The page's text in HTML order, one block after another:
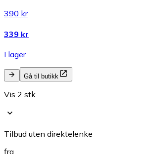
390 kr
339 kr
I lager
Gå til butikk
Vis 2 stk
Tilbud uten direktelenke
fra